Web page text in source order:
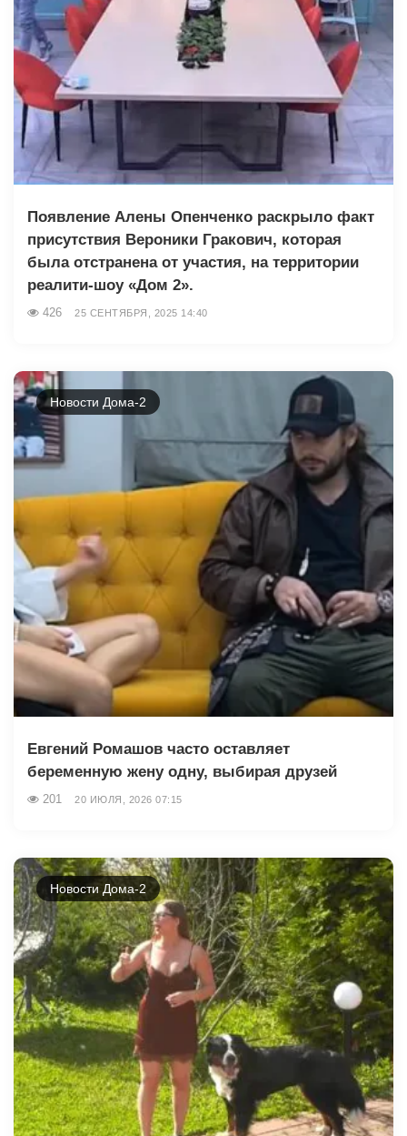
Появление Алены Опенченко раскрыло факт
присутствия Вероники Гракович, которая
была отстранена от участия, на территории
реалити-шоу «Дом 2».
426 25 СЕНТЯБРЯ, 2025 14:40
Новости Дома-2
Евгений Ромашов часто оставляет
беременную жену одну, выбирая друзей
201 20 ИЮЛЯ, 2026 07:15
Новости Дома-2